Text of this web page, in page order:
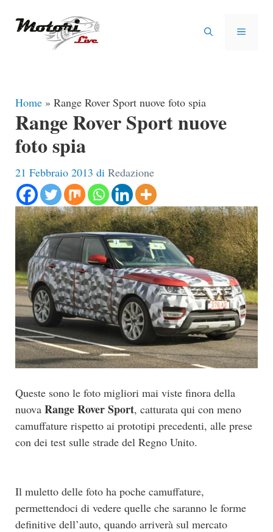
MENU
Home » Range Rover Sport nuove foto spia
Range Rover Sport nuove
foto spia
21 Febbraio 2013 di Redazione
Queste sono le foto migliori mai viste finora della
nuova Range Rover Sport, catturata qui con meno
camuffature rispetto ai prototipi precedenti, alle prese
con dei test sulle strade del Regno Unito.
Il muletto delle foto ha poche camuffature,
permettendoci di vedere quelle che saranno le forme
definitive dell’auto, quando arriverà sul mercato